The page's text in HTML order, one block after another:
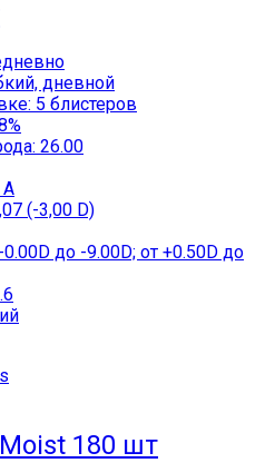
дневной
5 блистеров
26.00
(-3,00 D)
до -9.00D; от +0.50D до
180 шт